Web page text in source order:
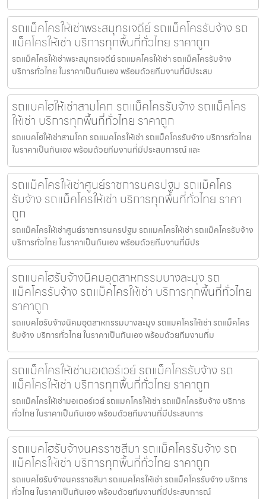
รถแม็คโครให้เช่าพระสมุทรเจดีย์ รถแม็คโครรับจ้าง รถ
แม็คโครให้เช่า บริการทุกพื้นที่ทั่วไทย ราคาถูก
รถแม็คโครให้เช่าพระสมุทรเจดีย์ รถแมคโครให้เช่า รถแม็คโครรับจ้าง
บริการทั่วไทย ในราคาเป็นกันเอง พร้อมด้วยทีมงานที่มีประสบ
รถแบคโฮให้เช่าสามโคก รถแม็คโครรับจ้าง รถแม็คโคร
ให้เช่า บริการทุกพื้นที่ทั่วไทย ราคาถูก
รถแบคโฮให้เช่าสามโคก รถแมคโครให้เช่า รถแม็คโครรับจ้าง บริการทั่วไทย
ในราคาเป็นกันเอง พร้อมด้วยทีมงานที่มีประสบการณ์ และ
รถแม็คโครให้เช่าศูนย์ราชการนครปฐม รถแม็คโคร
รับจ้าง รถแม็คโครให้เช่า บริการทุกพื้นที่ทั่วไทย ราคา
ถูก
รถแม็คโครให้เช่าศูนย์ราชการนครปฐม รถแมคโครให้เช่า รถแม็คโครรับจ้าง
บริการทั่วไทย ในราคาเป็นกันเอง พร้อมด้วยทีมงานที่มีปร
รถแบคโฮรับจ้างนิคมอุตสาหกรรมบางละมุง รถ
แม็คโครรับจ้าง รถแม็คโครให้เช่า บริการทุกพื้นที่ทั่วไทย
ราคาถูก
รถแบคโฮรับจ้างนิคมอุตสาหกรรมบางละมุง รถแมคโครให้เช่า รถแม็คโคร
รับจ้าง บริการทั่วไทย ในราคาเป็นกันเอง พร้อมด้วยทีมงานที่ม
รถแม็คโครให้เช่ามอเตอร์เวย์ รถแม็คโครรับจ้าง รถ
แม็คโครให้เช่า บริการทุกพื้นที่ทั่วไทย ราคาถูก
รถแม็คโครให้เช่ามอเตอร์เวย์ รถแมคโครให้เช่า รถแม็คโครรับจ้าง บริการ
ทั่วไทย ในราคาเป็นกันเอง พร้อมด้วยทีมงานที่มีประสบการ
รถแบคโฮรับจ้างนครราชสีมา รถแม็คโครรับจ้าง รถ
แม็คโครให้เช่า บริการทุกพื้นที่ทั่วไทย ราคาถูก
รถแบคโฮรับจ้างนครราชสีมา รถแมคโครให้เช่า รถแม็คโครรับจ้าง บริการ
ทั่วไทย ในราคาเป็นกันเอง พร้อมด้วยทีมงานที่มีประสบการณ์